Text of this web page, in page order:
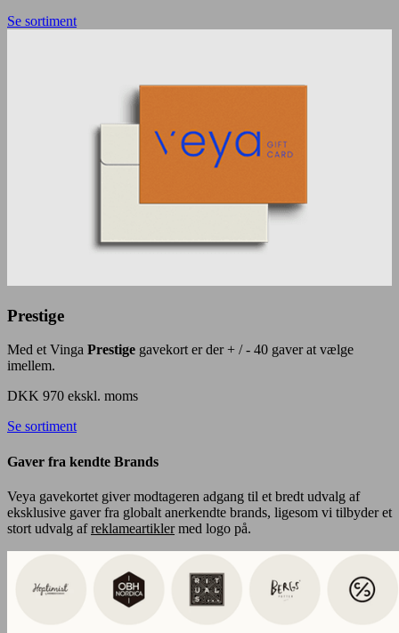
Se sortiment
Prestige
Med et Vinga Prestige gavekort er der + / - 40 gaver at vælge
imellem.
DKK 970 ekskl. moms
Se sortiment
Gaver fra kendte Brands
Veya gavekortet giver modtageren adgang til et bredt udvalg af
eksklusive gaver fra globalt anerkendte brands, ligesom vi tilbyder et
stort udvalg afreklameartiklermed logo på.